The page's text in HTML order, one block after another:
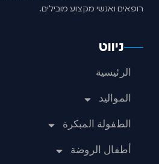
רופאים ואנשי מקצוע מובילים.
ניווט
الرئيسية
المواليد
الطفولة المبكرة
أطفال الروضة